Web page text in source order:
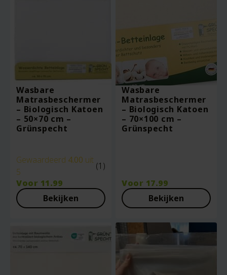
Wasbare
Matrasbeschermer
– Biologisch Katoen
– 50×70 cm –
Grünspecht
Gewaardeerd 4.00 uit
5
(1)
Voor 11.99
Bekijken
Wasbare
Matrasbeschermer
– Biologisch Katoen
– 70×100 cm –
Grünspecht
Voor 17.99
Bekijken